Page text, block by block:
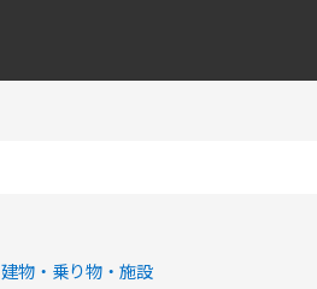
建物・乗り物・施設